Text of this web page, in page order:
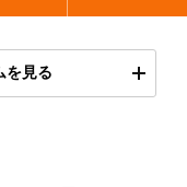
を見る